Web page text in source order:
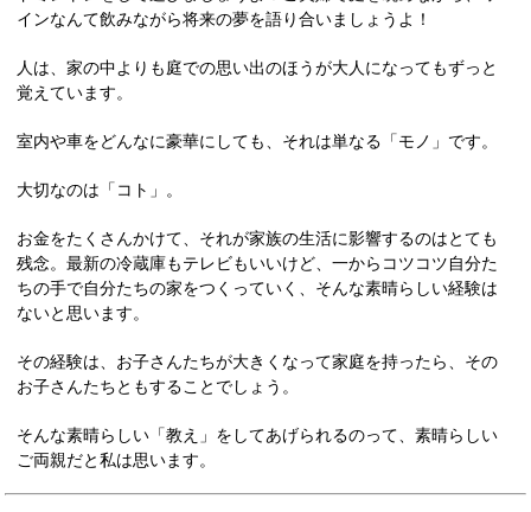
インなんて飲みながら将来の夢を語り合いましょうよ！
人は、家の中よりも庭での思い出のほうが大人になってもずっと
覚えています。
室内や車をどんなに豪華にしても、それは単なる「モノ」です。
大切なのは「コト」。
お金をたくさんかけて、それが家族の生活に影響するのはとても
残念。最新の冷蔵庫もテレビもいいけど、一からコツコツ自分た
ちの手で自分たちの家をつくっていく、そんな素晴らしい経験は
ないと思います。
その経験は、お子さんたちが大きくなって家庭を持ったら、その
お子さんたちともすることでしょう。
そんな素晴らしい「教え」をしてあげられるのって、素晴らしい
ご両親だと私は思います。